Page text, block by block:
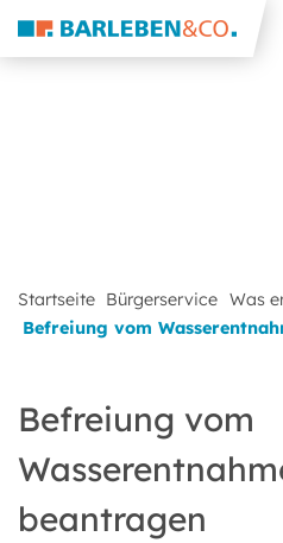
Startseite Bürgerservice Was
Befreiung vom
Befreiung vom
beantragen